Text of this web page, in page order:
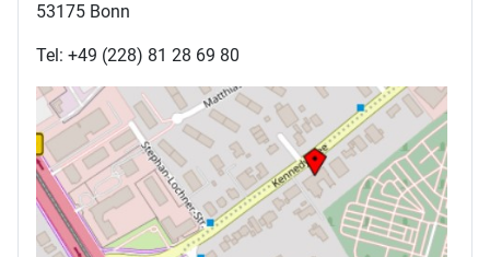
53175 Bonn
Tel: +49 (228) 81 28 69 80